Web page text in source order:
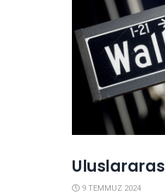
YURTDIŞI
9 TEMMUZ 2024